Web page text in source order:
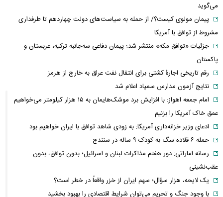
می‌گوید
پیمان مولوی کیست؟/ از حمله به سیاست‌های دولت چهاردهم تا طرفداری
مشروط از توافق با آمریکا
جزئیات «توافق مکه» منتشر شد؛ پیمان دفاعی سه‌جانبه ترکیه، عربستان و
پاکستان
رقم تاریخی اجارۀ کشتی برای انتقال نفت عراق به خارج از هرمز
نتایج آزمون مدارس سمپاد اعلام شد
امام‌ جمعه اهواز: با افزایش برد موشک‌هایمان به ۱۵ هزار کیلومتر می‌خواهیم
عمق خاک آمریکا را بزنیم
ادعای وزیر خزانه‌داری آمریکا: به زودی شاهد توافق با ایران خواهیم بود
حمله ۶ قلاده سگ به کودک ۹ ساله در سنندج
رسانه اماراتی: دور هفتم مذاکرات لبنان و اسرائیل؛ بدون توافق، بدون
عقب‌نشینی
یک لایحه، هزار سؤال؛ سهم ایران از خزر واقعاً در خطر است؟
با وجود جنگ و تحریم می‌توان شرایط اقتصادی را بهبود بخشید